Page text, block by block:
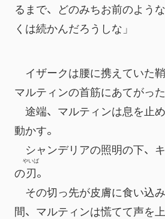
るまで、どのみちお前のよう
くは続かんだろうしな」
イザークは腰に携えていた
マルティンの首筋にあてがった
途端、マルティンは息を止
動かす。
シャンデリアの照明の下、
の刃
やいば
。
その切っ先が皮膚に食い込
間、マルティンは慌てて声を上